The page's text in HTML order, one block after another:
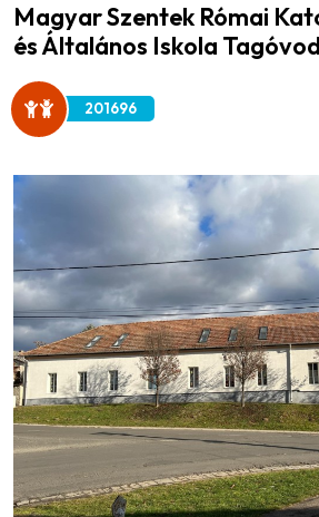
Magyar Szentek Római
és Általános Iskola
201696